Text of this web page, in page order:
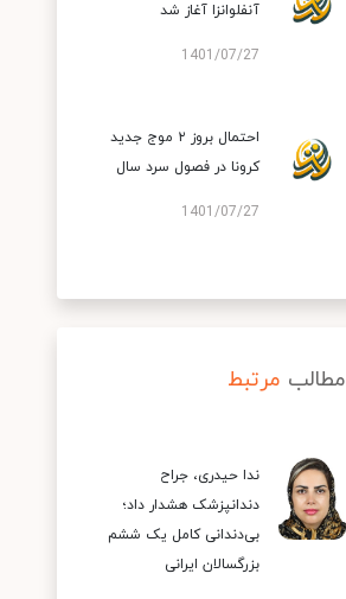
آنفلوانزا آغاز شد
1401/07/27
احتمال بروز ۲ موج جدید
کرونا در فصول سرد سال
1401/07/27
مطالب مرتبط
ندا حیدری، جراح
دندانپزشک هشدار داد؛
بی‌دندانی کامل یک ششم
بزرگسالان ایرانی